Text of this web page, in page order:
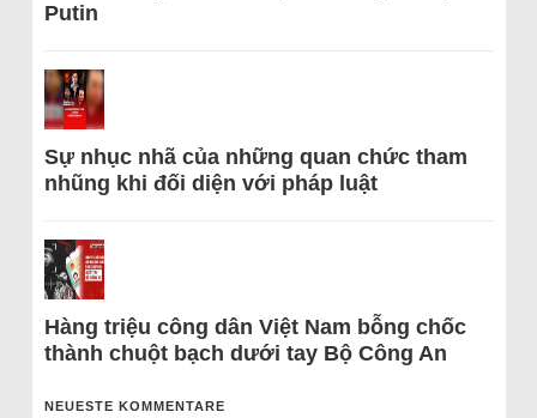
Putin
Sự nhục nhã của những quan chức tham
nhũng khi đối diện với pháp luật
Hàng triệu công dân Việt Nam bỗng chốc
thành chuột bạch dưới tay Bộ Công An
NEUESTE KOMMENTARE